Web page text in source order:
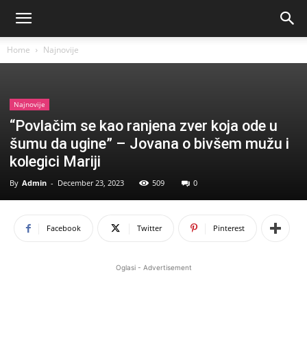
Home Najnovije
Najnovije
“Povlačim se kao ranjena zver koja ode u
šumu da ugine” – Jovana o bivšem mužu i
kolegici Mariji
By Admin - December 23, 2023 509 0
Facebook Twitter Pinterest
Oglasi - Advertisement